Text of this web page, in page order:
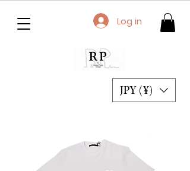
JPY (¥)
Log in